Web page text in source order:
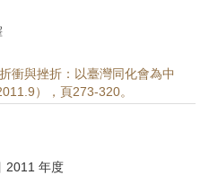
衝與挫折：以臺灣同化會為中
），頁273-320。
2011 年度